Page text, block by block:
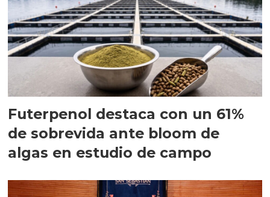
Futerpenol destaca con un 61%
de sobrevida ante bloom de
algas en estudio de campo